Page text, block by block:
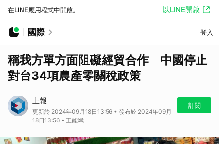
在LINE應用程式中開啟。 以LINE開啟
國際 登入
稱我方單方面阻礙經貿合作 中國停止
對台34項農產零關稅政策
上報
更新於 2024年09月18日13:56 • 發布於 2024年09月
18日13:56 • 王能斌
訂閱